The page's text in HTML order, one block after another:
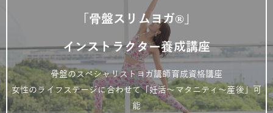
「骨盤スリムヨガ®」
インストラクター養成講座
骨盤のスペシャリストヨガ講師育成資格講座
女性のライフステージに合わせて「妊活～マタニティ～産後」可
能